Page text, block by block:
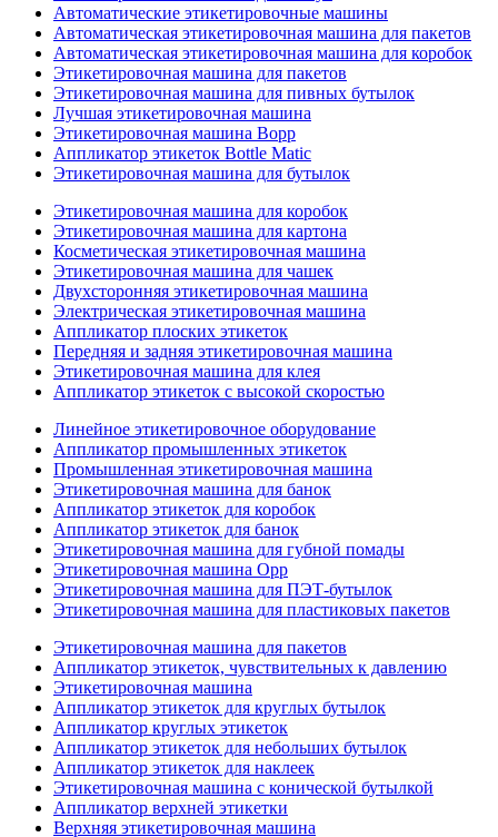
Автоматические этикетировочные машины
Автоматическая этикетировочная машина для пакетов
Автоматическая этикетировочная машина для коробок
Этикетировочная машина для пакетов
Этикетировочная машина для пивных бутылок
Лучшая этикетировочная машина
Этикетировочная машина Bopp
Аппликатор этикеток Bottle Matic
Этикетировочная машина для бутылок
Этикетировочная машина для коробок
Этикетировочная машина для картона
Косметическая этикетировочная машина
Этикетировочная машина для чашек
Двухсторонняя этикетировочная машина
Электрическая этикетировочная машина
Аппликатор плоских этикеток
Передняя и задняя этикетировочная машина
Этикетировочная машина для клея
Аппликатор этикеток с высокой скоростью
Линейное этикетировочное оборудование
Аппликатор промышленных этикеток
Промышленная этикетировочная машина
Этикетировочная машина для банок
Аппликатор этикеток для коробок
Аппликатор этикеток для банок
Этикетировочная машина для губной помады
Этикетировочная машина Opp
Этикетировочная машина для ПЭТ-бутылок
Этикетировочная машина для пластиковых пакетов
Этикетировочная машина для пакетов
Аппликатор этикеток, чувствительных к давлению
Этикетировочная машина
Аппликатор этикеток для круглых бутылок
Аппликатор круглых этикеток
Аппликатор этикеток для небольших бутылок
Аппликатор этикеток для наклеек
Этикетировочная машина с конической бутылкой
Аппликатор верхней этикетки
Верхняя этикетировочная машина